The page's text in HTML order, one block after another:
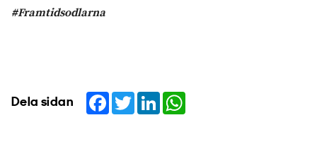
#Framtidsodlarna
Dela sidan Facebook
TwitterLinkedIn